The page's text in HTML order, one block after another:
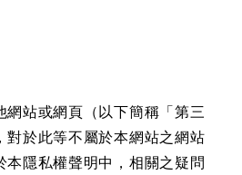
網站或網頁（以下簡稱「第三
對於此等不屬於本網站之網站
本隱私權聲明中，相關之疑問